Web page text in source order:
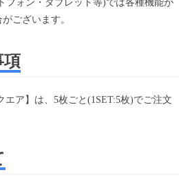
フォン・タブレット等)では各種機能が
ございます。
項
エア】は、5枚ごと(1SET:5枚)でご注文